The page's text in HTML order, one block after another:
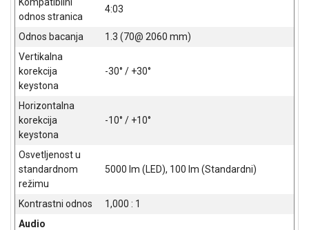
KRIPTO
IGRAČKE
odnos stranica
4:03
Odnos bacanja
1.3 (70@ 2060 mm)
Vertikalna
korekcija
keystona
-30° / +30°
Horizontalna
korekcija
keystona
-10° / +10°
Osvetljenost u
standardnom
režimu
5000 lm (LED), 100 lm (Standardni)
Kontrastni odnos
1,000 : 1
Audio